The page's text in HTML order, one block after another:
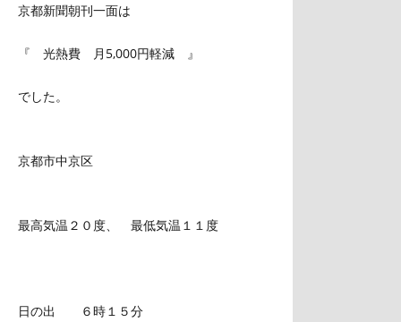
京都新聞朝刊一面は
『 光熱費 月5,000円軽減 』
でした。
京都市中京区
最高気温２０度、 最低気温１１度
日の出 ６時１５分